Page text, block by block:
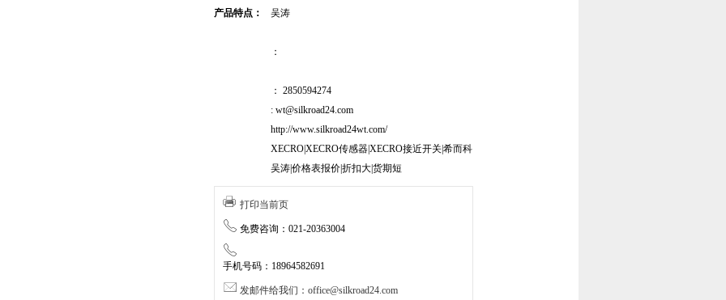
产品特点： 吴涛
：
： 2850594274
: wt@silkroad24.com
http://www.silkroad24wt.com/
XECRO|XECRO传感器|XECRO接近开关|希而科
吴涛|价格表报价|折扣大|货期短
打印当前页
免费咨询：021-20363004
手机号码：18964582691
发邮件给我们：office@silkroad24.com